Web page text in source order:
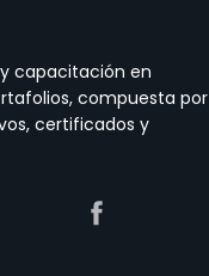
capacitación en
compuesta por
certificados y